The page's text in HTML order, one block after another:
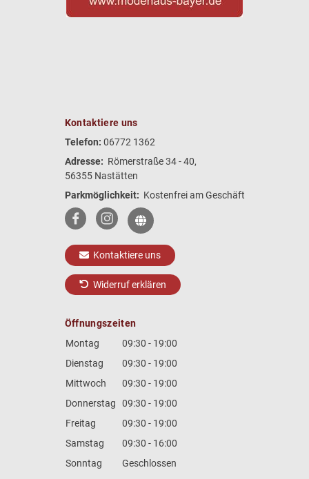
Kontaktiere uns
Telefon: 06772 1362
Adresse: Römerstraße 34 - 40,
56355 Nastätten
Parkmöglichkeit: Kostenfrei am Geschäft
Kontaktiere uns
Widerruf erklären
Öffnungszeiten
Montag
09:30 - 19:00
Dienstag
09:30 - 19:00
Mittwoch
09:30 - 19:00
Donnerstag
09:30 - 19:00
Freitag
09:30 - 19:00
Samstag
09:30 - 16:00
Sonntag
Geschlossen